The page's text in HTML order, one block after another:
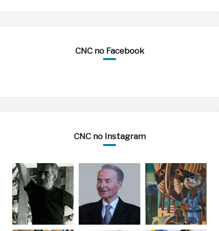
CNC no Facebook
CNC no Instagram